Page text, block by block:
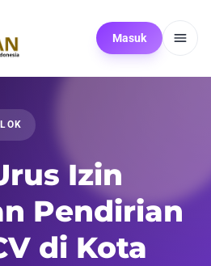
Masuk
Izin
Pendirian
di Kota